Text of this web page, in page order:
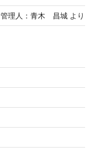
管理人：青木 昌城 より